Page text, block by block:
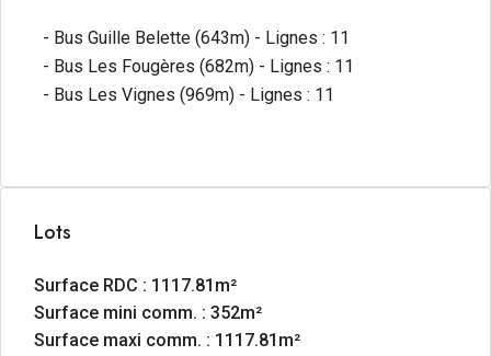
- Bus Guille Belette (643m) - Lignes : 11
- Bus Les Fougères (682m) - Lignes : 11
- Bus Les Vignes (969m) - Lignes : 11
Lots
Surface RDC : 1117.81m²
Surface mini comm. : 352m²
Surface maxi comm. : 1117.81m²